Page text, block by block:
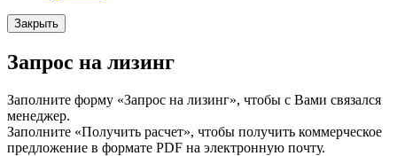
Закрыть
Запрос на лизинг
Заполните форму «Запрос на лизинг», чтобы с Вами связался
менеджер.
Заполните «Получить расчет», чтобы получить коммерческое
предложение в формате PDF на электронную почту.